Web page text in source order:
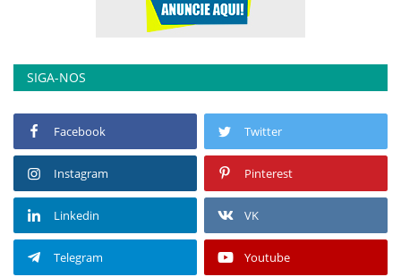
SIGA-NOS
Facebook Twitter
Instagram Pinterest
Linkedin VK
Telegram Youtube